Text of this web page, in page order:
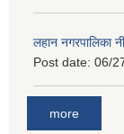
लहान नगरपालिका
Post date: 06/
more